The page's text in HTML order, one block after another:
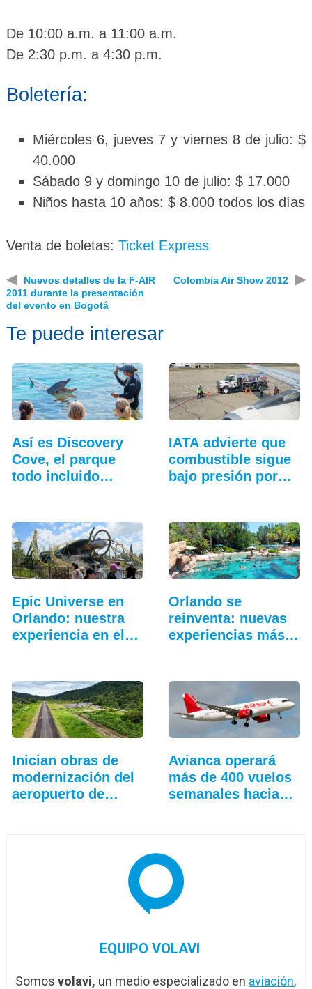
De 10:00 a.m. a 11:00 a.m.
De 2:30 p.m. a 4:30 p.m.
Boletería:
Miércoles 6, jueves 7 y viernes 8 de julio: $
40.000
Sábado 9 y domingo 10 de julio: $ 17.000
Niños hasta 10 años: $ 8.000 todos los días
Venta de boletas: Ticket Express
◀
Nuevos detalles de la F-AIR
2011 durante la presentación
del evento en Bogotá
Colombia Air Show 2012 ▶
Te puede interesar
Así es Discovery
Cove, el parque
todo incluido
IATA advierte que
combustible sigue
bajo presión por…
Epic Universe en
Orlando: nuestra
experiencia en el…
Orlando se
reinventa: nuevas
experiencias más
Inician obras de
modernización del
aeropuerto de…
Avianca operará
más de 400 vuelos
semanales hacia…
EQUIPO VOLAVI
Somosvolavi, un medio especializado en aviación,